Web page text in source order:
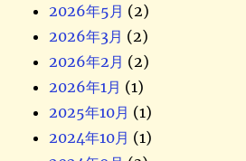
2026年5月 (2)
2026年3月 (2)
2026年2月 (2)
2026年1月 (1)
2025年10月 (1)
2024年10月 (1)